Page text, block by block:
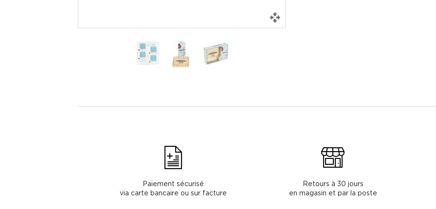
Paiement sécurisé
via carte bancaire ou sur facture
Retours à 30 jours
en magasin et par la poste